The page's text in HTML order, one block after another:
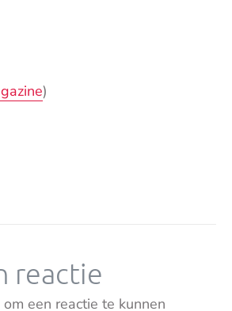
)
reactie
om een reactie te kunnen